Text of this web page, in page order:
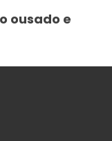
ousado e